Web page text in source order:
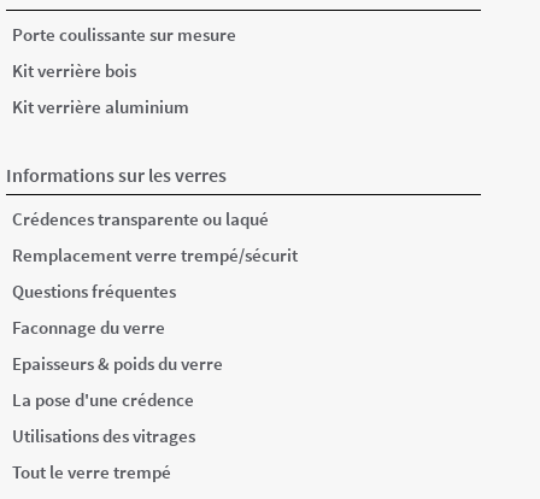
Porte coulissante sur mesure
Kit verrière bois
Kit verrière aluminium
Informations sur les verres
Crédences transparente ou laqué
Remplacement verre trempé/sécurit
Questions fréquentes
Faconnage du verre
Epaisseurs & poids du verre
La pose d'une crédence
Utilisations des vitrages
Tout le verre trempé